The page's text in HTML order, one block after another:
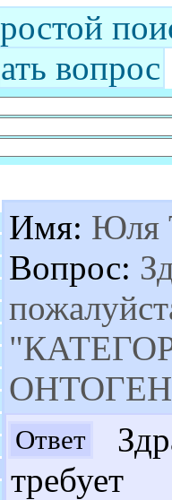
вопрос
Имя: Юля
Вопрос:
Ответ